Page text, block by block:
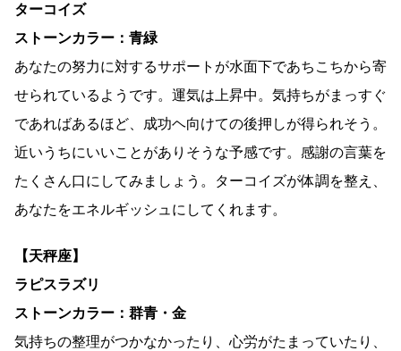
ターコイズ
ストーンカラー：青緑
あなたの努力に対するサポートが水面下であちこちから寄
せられているようです。運気は上昇中。気持ちがまっすぐ
であればあるほど、成功ヘ向けての後押しが得られそう。
近いうちにいいことがありそうな予感です。感謝の言葉を
たくさん口にしてみましょう。ターコイズが体調を整え、
あなたをエネルギッシュにしてくれます。
【天秤座】
ラピスラズリ
ストーンカラー：群青・金
気持ちの整理がつかなかったり、心労がたまっていたり、